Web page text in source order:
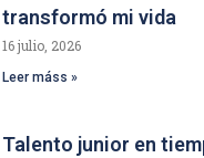
transformó mi vida
16 julio, 2026
Leer máss »
Talento junior en